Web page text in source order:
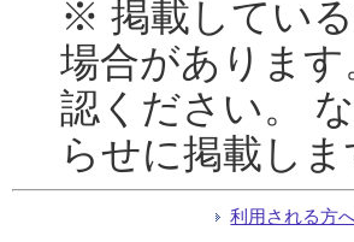
※ 掲載してい
場合がありま
認ください。
らせに掲載しま
利用される方